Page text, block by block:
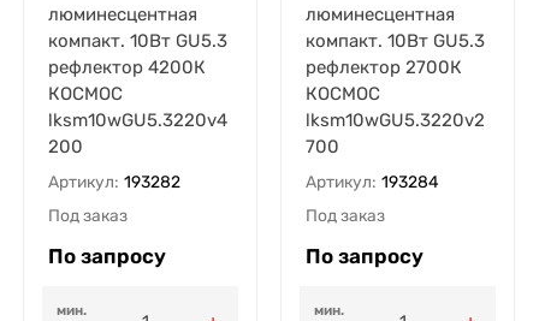
люминесцентная
компакт. 10Вт GU5.3
рефлектор 4200К
КОСМОС
lksm10wGU5.3220v4
200
Артикул: 193282
Под заказ
По запросу
мин.
люминесцентная
компакт. 10Вт GU5.3
рефлектор 2700К
КОСМОС
lksm10wGU5.3220v2
700
Артикул: 193284
Под заказ
По запросу
мин.